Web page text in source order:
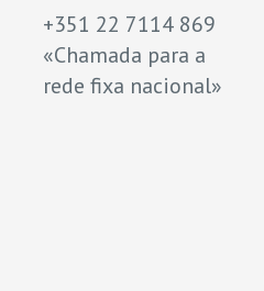
+351 22 7114 869
«Chamada para a
rede fixa nacional»